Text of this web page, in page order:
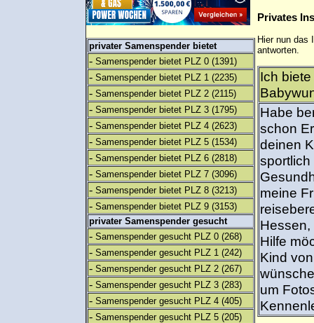
privater Samenspender bietet
- Samenspender bietet PLZ 0 (1391)
- Samenspender bietet PLZ 1 (2235)
- Samenspender bietet PLZ 2 (2115)
- Samenspender bietet PLZ 3 (1795)
- Samenspender bietet PLZ 4 (2623)
- Samenspender bietet PLZ 5 (1534)
- Samenspender bietet PLZ 6 (2818)
- Samenspender bietet PLZ 7 (3096)
- Samenspender bietet PLZ 8 (3213)
- Samenspender bietet PLZ 9 (3153)
privater Samenspender gesucht
- Samenspender gesucht PLZ 0 (268)
- Samenspender gesucht PLZ 1 (242)
- Samenspender gesucht PLZ 2 (267)
- Samenspender gesucht PLZ 3 (283)
- Samenspender gesucht PLZ 4 (405)
- Samenspender gesucht PLZ 5 (205)
Privates
Hier nun das
antworten.
Ich
Habe
schon
deinen
sportlich
meine
Hilfe
Kind
um